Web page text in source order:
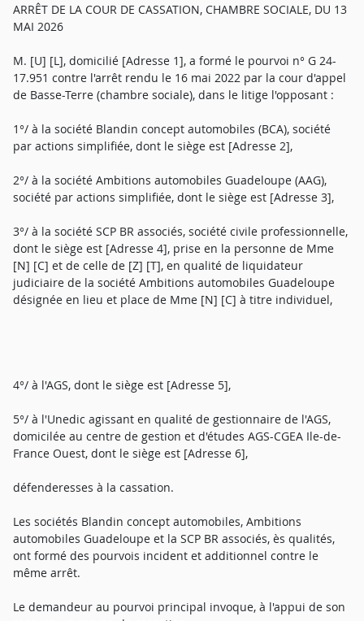
ARRÊT DE LA COUR DE CASSATION, CHAMBRE SOCIALE, DU 13
MAI 2026
M. [U] [L], domicilié [Adresse 1], a formé le pourvoi n° G 24-
17.951 contre l'arrêt rendu le 16 mai 2022 par la cour d'appel
de Basse-Terre (chambre sociale), dans le litige l'opposant :
1°/ à la société Blandin concept automobiles (BCA), société
par actions simplifiée, dont le siège est [Adresse 2],
2°/ à la société Ambitions automobiles Guadeloupe (AAG),
société par actions simplifiée, dont le siège est [Adresse 3],
3°/ à la société SCP BR associés, société civile professionnelle,
dont le siège est [Adresse 4], prise en la personne de Mme
[N] [C] et de celle de [Z] [T], en qualité de liquidateur
judiciaire de la société Ambitions automobiles Guadeloupe
désignée en lieu et place de Mme [N] [C] à titre individuel,
4°/ à l'AGS, dont le siège est [Adresse 5],
5°/ à l'Unedic agissant en qualité de gestionnaire de l'AGS,
domicilée au centre de gestion et d'études AGS-CGEA Ile-de-
France Ouest, dont le siège est [Adresse 6],
défenderesses à la cassation.
Les sociétés Blandin concept automobiles, Ambitions
automobiles Guadeloupe et la SCP BR associés, ès qualités,
ont formé des pourvois incident et additionnel contre le
même arrêt.
Le demandeur au pourvoi principal invoque, à l'appui de son